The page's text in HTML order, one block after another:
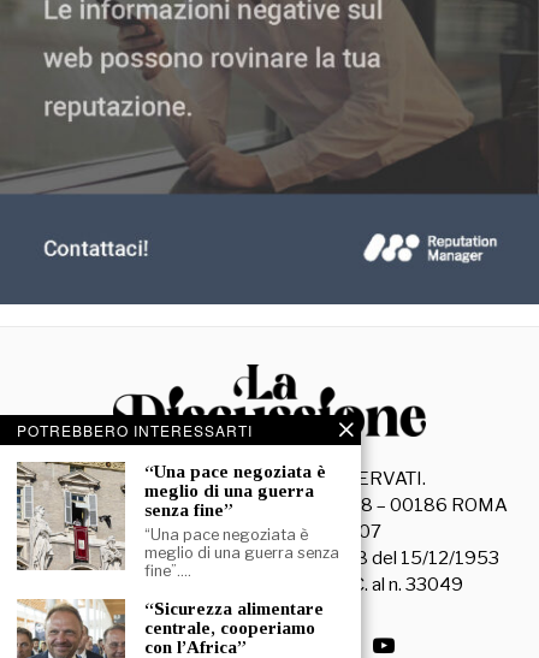
© 2026- TUTTI I DIRITTI RISERVATI.
La Discussione S.r.l. – Piazza Capranica, 78 – 00186 ROMA
C.F. e P. IVA 15045971007
Registrazione Tribunale di Roma n. 3628 del 15/12/1953
La società editrice è iscritta al R.O.C. al n. 33049
POTREBBERO INTERESSARTI
“Una pace negoziata è
meglio di una guerra
senza fine”
“Una pace negoziata è
meglio di una guerra senza
fine”.…
“Sicurezza alimentare
centrale, cooperiamo
con l’Africa”